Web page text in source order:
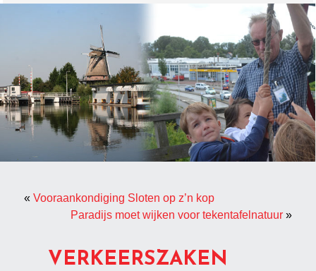
«Vooraankondiging Sloten op z’n kop
Paradijs moet wijken voor tekentafelnatuur»
VERKEERSZAKEN